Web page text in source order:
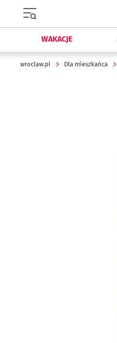
WAKACJE
wroclaw.pl Dla mieszkańca